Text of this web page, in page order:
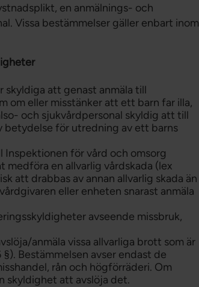
en anmälnings- och
Vissa bestämmelser gäller enbart inom
skyldiga att genast anmäla till
om eller misstänker att ett barn far illa,
och sjukvårdpersonal skyldig att till
betydelse för utredning av ett barns
Inspektionen för vård och omsorg
medföra en allvarlig vårdskada (lex
att drabbas av annan allvarlig skada än
eller enheten snarast anmäla
avseende missbruk,
anmäla vissa allvarliga brott som är
Bestämmelsen avser endast de
rån och högförräderi. Om
skyldighet att avslöja det.